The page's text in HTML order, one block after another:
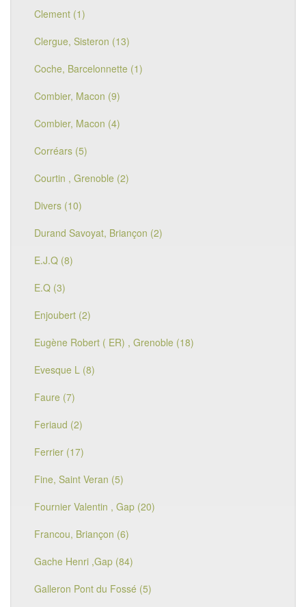
Clement (1)
Clergue, Sisteron (13)
Coche, Barcelonnette (1)
Combier, Macon (9)
Combier, Macon (4)
Corréars (5)
Courtin , Grenoble (2)
Divers (10)
Durand Savoyat, Briançon (2)
E.J.Q (8)
E.Q (3)
Enjoubert (2)
Eugène Robert ( ER) , Grenoble (18)
Evesque L (8)
Faure (7)
Feriaud (2)
Ferrier (17)
Fine, Saint Veran (5)
Fournier Valentin , Gap (20)
Francou, Briançon (6)
Gache Henri ,Gap (84)
Galleron Pont du Fossé (5)